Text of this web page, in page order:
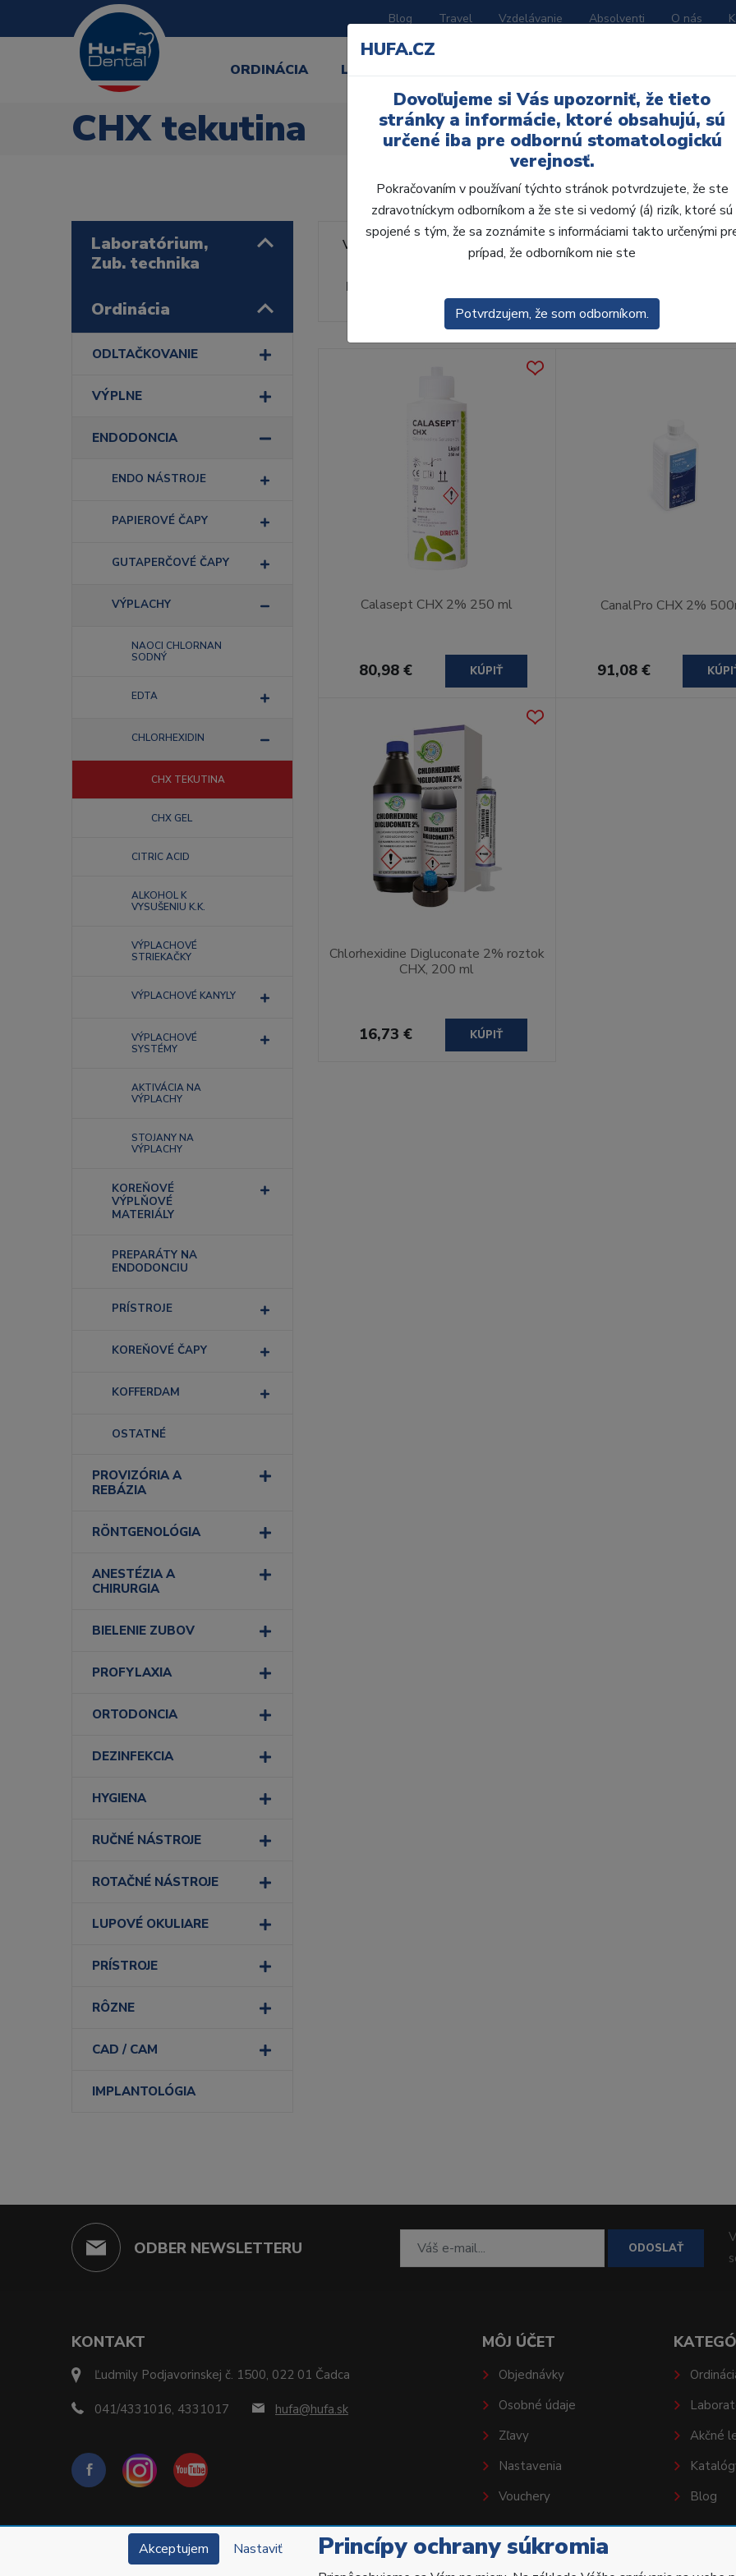
Blog Travel Vzdelávanie Absolventi O nás
ORDINÁCIA LABORATÓRIUM
CHX tekutina
Laboratórium,
Zub. technika
Ordinácia
ODLTAČKOVANIE
VÝPLNE
ENDODONCIA
ENDO NÁSTROJE
PAPIEROVÉ ČAPY
GUTAPERČOVÉ ČAPY
VÝPLACHY
NAOCI CHLORNAN
SODNÝ
EDTA
CHLORHEXIDIN
CHX TEKUTINA
CHX GEL
CITRIC ACID
ALKOHOL K
VYSUŠENIU K.K.
VÝPLACHOVÉ
STRIEKAČKY
VÝPLACHOVÉ KANYLY
VÝPLACHOVÉ
SYSTÉMY
AKTIVÁCIA NA
VÝPLACHY
STOJANY NA
VÝPLACHY
KOREŇOVÉ
VÝPLŇOVÉ
MATERIÁLY
PREPARÁTY NA
ENDODONCIU
PRÍSTROJE
KOREŇOVÉ ČAPY
KOFFERDAM
OSTATNÉ
PROVIZÓRIA A
REBÁZIA
RÖNTGENOLÓGIA
ANESTÉZIA A
CHIRURGIA
BIELENIE ZUBOV
PROFYLAXIA
ORTODONCIA
DEZINFEKCIA
HYGIENA
RUČNÉ NÁSTROJE
ROTAČNÉ NÁSTROJE
LUPOVÉ OKULIARE
PRÍSTROJE
RÔZNE
CAD / CAM
IMPLANTOLÓGIA
Výrobca:
Radenie
Calasept CHX 2% 250 ml
80,98 € KÚPIŤ
CanalPro CHX 2%
91,08 €
Chlorhexidine Digluconate 2% roztok
CHX, 200 ml
16,73 € KÚPIŤ
ODBER NEWSLETTERU ODOSLAŤ
KONTAKT
Ľudmily Podjavorinskej č. 1500, 022 01 Čadca
041/4331016, 4331017 hufa@hufa.sk
MÔJ ÚČET
Objednávky
Osobné údaje
Zľavy
Nastavenia
Vouchery
Akčné
Blog
Akceptujem Nastaviť Princípy ochrany súkromia
HUFA.CZ
Dovoľujeme si Vás upozorniť, že tieto
stránky a informácie, ktoré obsahujú, sú
určené iba pre odbornú stomatologickú
verejnosť.
Pokračovaním v používaní týchto stránok potvrdzujete, že ste
zdravotníckym odborníkom a že ste si vedomý (á) rizík, ktoré sú
spojené s tým, že sa zoznámite s informáciami takto určenými
prípad, že odborníkom nie ste
Potvrdzujem, že som odborníkom.